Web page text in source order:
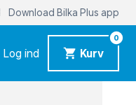
Download Bilka Plus app
Log ind Kurv
0